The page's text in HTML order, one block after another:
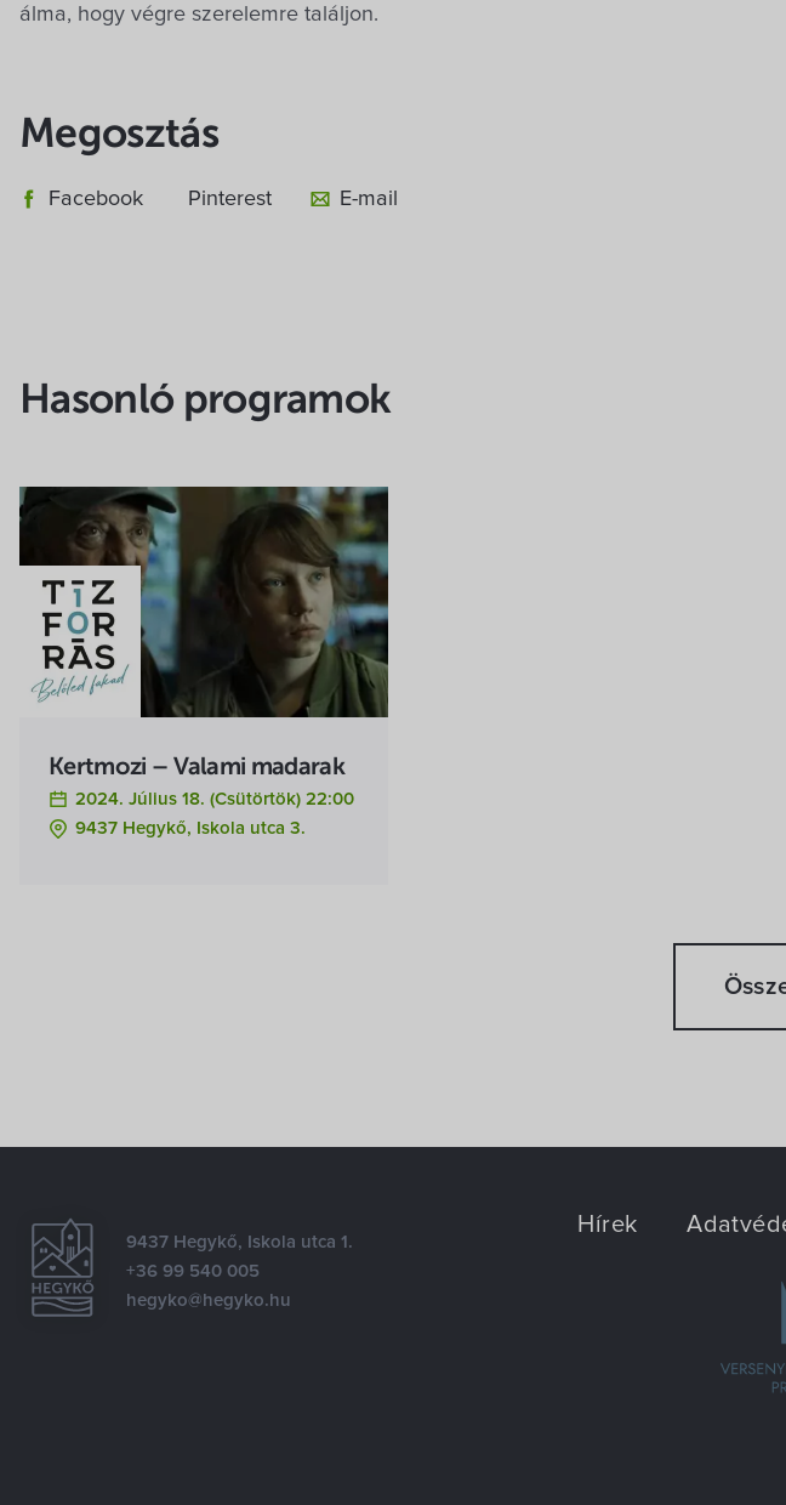
álma, hogy végre szerelemre találjon.
Megosztás
Facebook Pinterest E-mail
Hasonló programok
Kertmozi – Valami madarak
2024. Július 18. (csütörtök) 22:00
9437 Hegykő, Iskola utca 3.
9437 Hegykő, Iskola utca 1.
+36 99 540 005
hegyko@hegyko.hu
Hírek